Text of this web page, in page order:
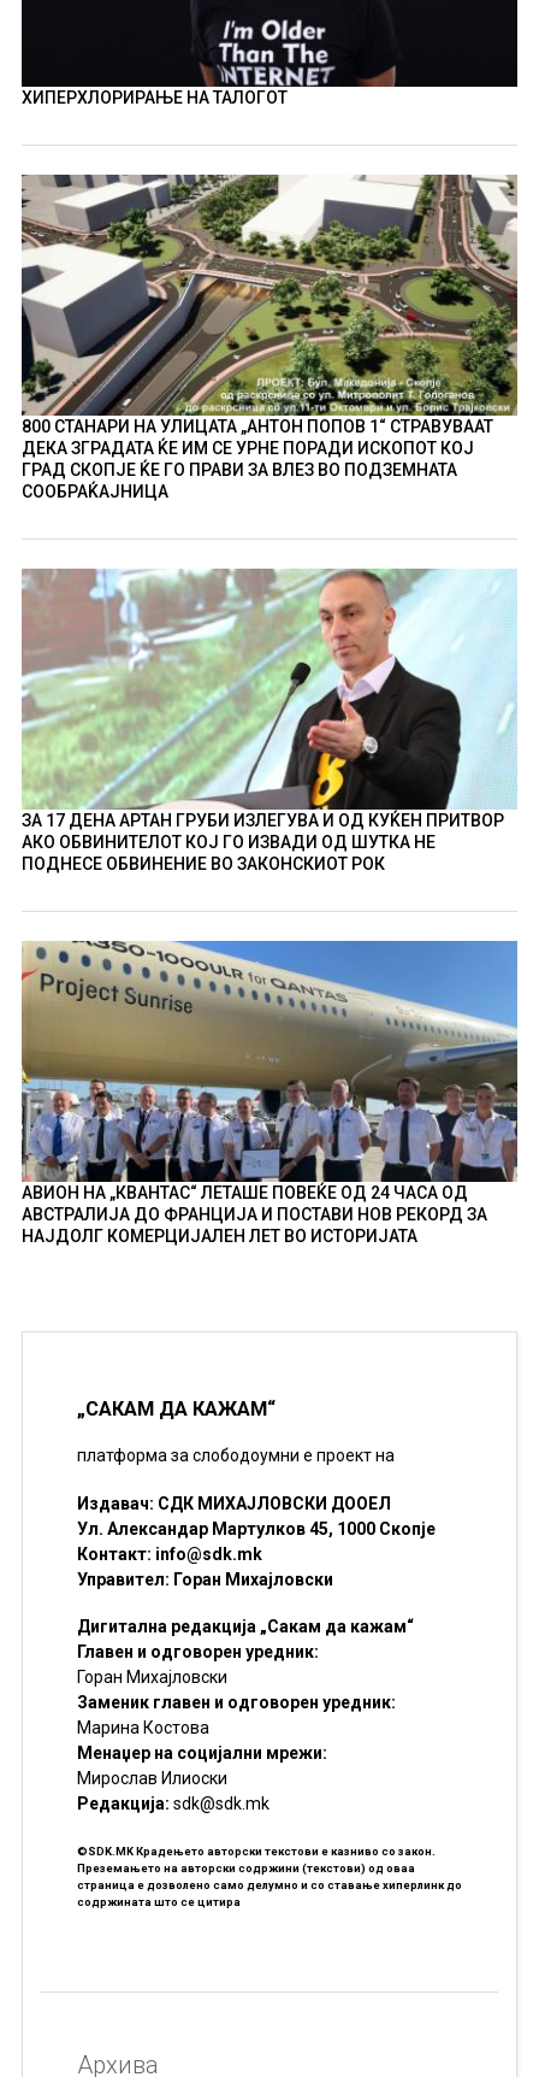
ХИПЕРХЛОРИРАЊЕ НА ТАЛОГОТ
800 СТАНАРИ НА УЛИЦАТА „АНТОН ПОПОВ 1“ СТРАВУВААТ
ДЕКА ЗГРАДАТА ЌЕ ИМ СЕ УРНЕ ПОРАДИ ИСКОПОТ КОЈ
ГРАД СКОПЈЕ ЌЕ ГО ПРАВИ ЗА ВЛЕЗ ВО ПОДЗЕМНАТА
СООБРАЌАЈНИЦА
ЗА 17 ДЕНА АРТАН ГРУБИ ИЗЛЕГУВА И ОД КУЌЕН ПРИТВОР
АКО ОБВИНИТЕЛОТ КОЈ ГО ИЗВАДИ ОД ШУТКА НЕ
ПОДНЕСЕ ОБВИНЕНИЕ ВО ЗАКОНСКИОТ РОК
АВИОН НА „КВАНТАС“ ЛЕТАШЕ ПОВЕЌЕ ОД 24 ЧАСА ОД
АВСТРАЛИЈА ДО ФРАНЦИЈА И ПОСТАВИ НОВ РЕКОРД ЗА
НАЈДОЛГ КОМЕРЦИЈАЛЕН ЛЕТ ВО ИСТОРИЈАТА
„САКАМ ДА КАЖАМ“
платформа за слободоумни е проект на
Издавач: СДК МИХАЈЛОВСКИ ДООЕЛ
Ул. Александар Мартулков 45, 1000 Скопје
Контакт: info@sdk.mk
Управител: Горан Михајловски
Дигитална редакција „Сакам да кажам“
Главен и одговорен уредник:
Горан Михајловски
Заменик главен и одговорен уредник:
Марина Костова
Менаџер на социјални мрежи:
Мирослав Илиоски
Редакцијa: sdk@sdk.mk
©SDK.MK Крадењето авторски текстови е казниво со закон.
Преземањето на авторски содржини (текстови) од оваа
страница е дозволено само делумно и со ставање хиперлинк до
содржината што се цитира
Архива